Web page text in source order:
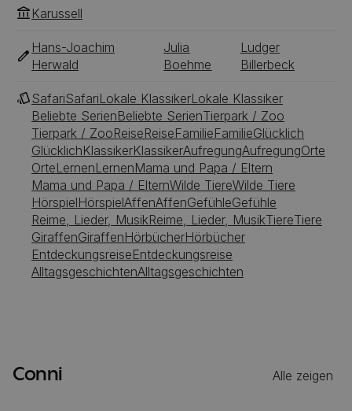
Karussell
Hans-Joachim
Herwald
Julia
Boehme
Ludger
Billerbeck
SafariSafariLokale KlassikerLokale Klassiker
Beliebte SerienBeliebte SerienTierpark / Zoo
Tierpark / ZooReiseReiseFamilieFamilieGlücklich
GlücklichKlassikerKlassikerAufregungAufregungOrte
OrteLernenLernenMama und Papa / Eltern
Mama und Papa / ElternWilde TiereWilde Tiere
HörspielHörspielAffenAffenGefühleGefühle
Reime, Lieder, MusikReime, Lieder, MusikTiereTiere
GiraffenGiraffenHörbücherHörbücher
EntdeckungsreiseEntdeckungsreise
AlltagsgeschichtenAlltagsgeschichten
Conni Alle zeigen